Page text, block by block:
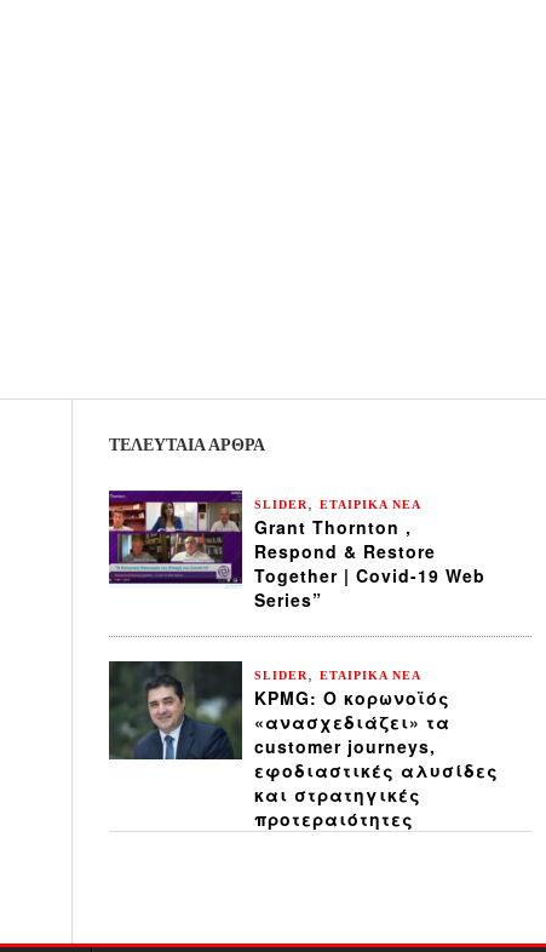
ΤΕΛΕΥΤΑΙΑ ΆΡΘΡΑ
SLIDER ΕΤΑΙΡΙΚΑ ΝΕΑ
Grant Thornton ,
Respond & Restore
Together | Covid-19 Web
Series”
SLIDER ΕΤΑΙΡΙΚΑ ΝΕΑ
KPMG: Ο κορωνοϊός
«ανασχεδιάζει» τα
customer journeys,
εφοδιαστικές αλυσίδες
και στρατηγικές
προτεραιότητες